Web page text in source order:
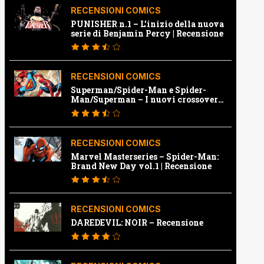
RECENSIONI COMICS
PUNISHER n.1 – L’inizio della nuova
serie di Benjamin Percy | Recensione
RECENSIONI COMICS
Superman/Spider-Man e Spider-
Man/Superman – I nuovi crossover
Marvel e Dc | Recensione
RECENSIONI COMICS
Marvel Masterseries – Spider-Man:
Brand New Day vol.1 | Recensione
RECENSIONI COMICS
DAREDEVIL: NOIR – Recensione